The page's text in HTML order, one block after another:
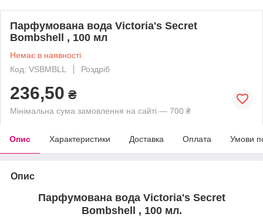
Парфумована вода Victoria's Secret
Bombshell , 100 мл
Немає в наявності
Код: VSBMBLL
Роздріб
236,50 ₴
Мінімальна сума замовлення на сайті — 700 ₴
Опис Характеристики Доставка Оплата Умови
Опис
Парфумована вода Victoria's Secret
Bombshell , 100 мл.